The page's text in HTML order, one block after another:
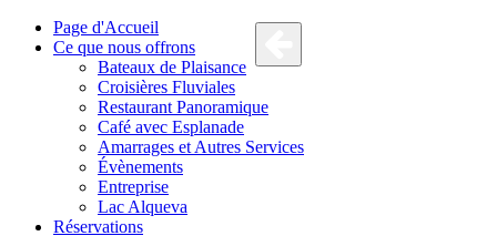
Page d'Accueil
Ce que nous offrons
Bateaux de Plaisance
Croisières Fluviales
Restaurant Panoramique
Café avec Esplanade
Amarrages et Autres Services
Évènements
Entreprise
Lac Alqueva
Réservations